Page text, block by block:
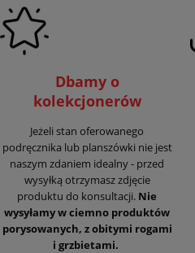
Dbamy o
kolekcjonerów
Jeżeli stan oferowanego
podręcznika lub planszówki nie jest
naszym zdaniem idealny - przed
wysyłką otrzymasz zdjęcie
produktu do konsultacji. Nie
wysyłamy w ciemno produktów
porysowanych, z obitymi rogami
i grzbietami.